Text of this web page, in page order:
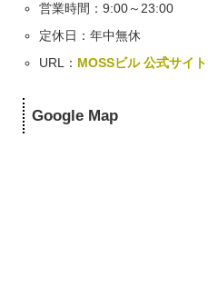
営業時間：9:00～23:00
定休日：年中無休
URL： MOSSビル 公式サイト
Google Map